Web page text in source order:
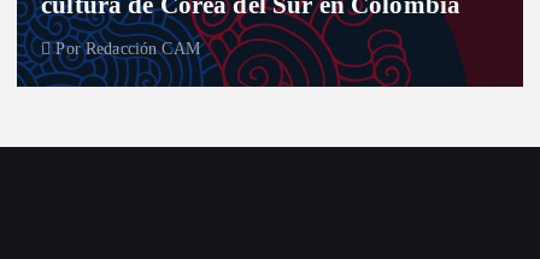
PorRedacción CAM